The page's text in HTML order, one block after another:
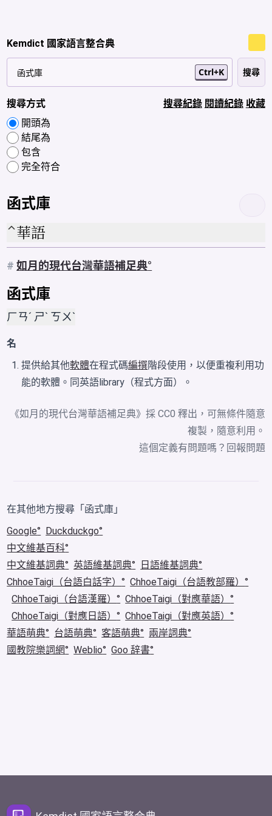
Kemdict 國家語言整合典
Ctrl+K
搜尋方式
開頭為
結尾為
包含
完全符合
搜尋紀錄 閱讀紀錄 收藏
函式庫
華語
# 如月的現代台灣華語補足典
函式庫
ㄏㄢˊ ㄕˋ ㄎㄨˋ
名
提供給其他軟體在程式碼編撰階段使用，以便重複利用功
能的軟體。同英語library（程式方面）。
《如月的現代台灣華語補足典》採 CC0 釋出，可無條件隨意
複製，隨意利用。
這個定義有問題嗎？ 回報問題
在其他地方搜尋「函式庫」
Google
Duckduckgo
中文維基百科
中文維基詞典
英語維基詞典
日語維基詞典
ChhoeTaigi（台語白話字）
ChhoeTaigi（台語教部羅）
ChhoeTaigi（台語漢羅）
ChhoeTaigi（對應華語）
ChhoeTaigi（對應日語）
ChhoeTaigi（對應英語）
華語萌典
台語萌典 客語萌典
兩岸詞典
國教院樂詞網
Weblio Goo 辞書